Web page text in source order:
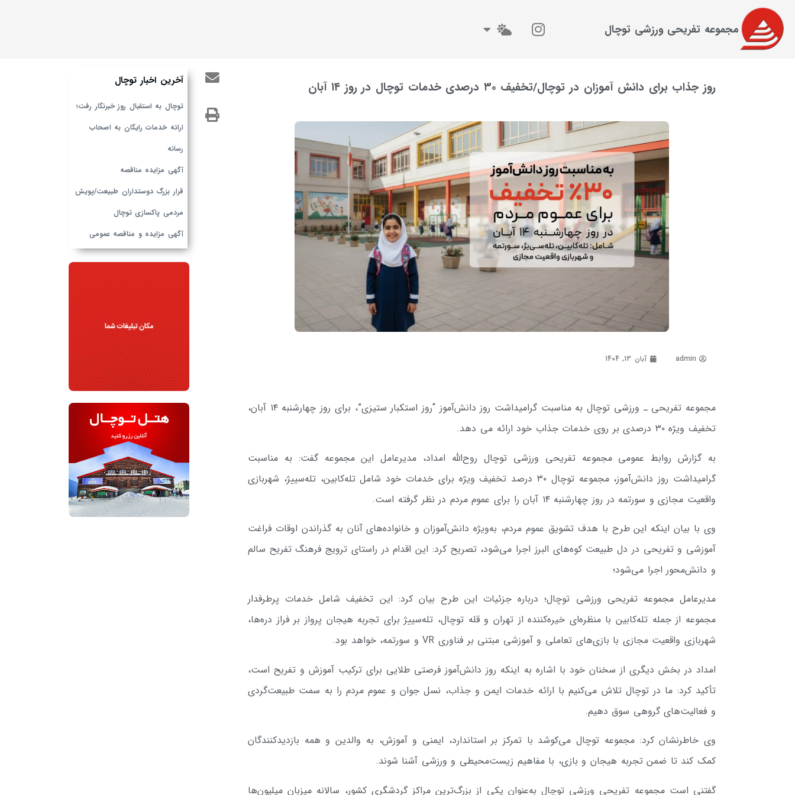
مجموعه تفریحی ورزشی توچال
روز جذاب برای دانش آموزان در توچال/تخفیف ۳۰ درصدی خدمات توچال در روز ۱۴ آبان
admin آبان 13, 1404
مجموعه تفریحی‌ ـ ورزشی توچال به مناسبت گرامیداشت روز دانش‌آموز “روز استکبار ستیزی”، برای روز چهارشنبه ۱۴ آبان،
تخفیف ویژه ۳۰ درصدی بر روی خدمات جذاب خود ارائه می دهد.
به گزارش روابط عمومی مجموعه تفریحی ورزشی توچال روح‌الله امداد، مدیرعامل این مجموعه گفت: به مناسبت
گرامیداشت روز دانش‌آموز، مجموعه توچال ۳۰ درصد تخفیف ویژه برای خدمات خود شامل تله‌کابین، تله‌سییژ، شهربازی
واقعیت مجازی و سورتمه در روز چهارشنبه ۱۴ آبان را برای عموم مردم در نظر گرفته است.
وی با بیان اینکه این طرح با هدف تشویق عموم مردم، به‌ویژه دانش‌آموزان و خانواده‌های آنان به گذراندن اوقات فراغت
آموزشی و تفریحی در دل طبیعت کوه‌های البرز اجرا می‌شود، تصریح کرد: این اقدام در راستای ترویج فرهنگ تفریح سالم
و دانش‌محور اجرا می‌شود؛
مدیرعامل مجموعه تفریحی ورزشی توچال؛ درباره جزئیات این طرح بیان کرد: این تخفیف شامل خدمات پرطرفدار
مجموعه از جمله تله‌کابین با منظره‌ای خیره‌کننده از تهران و قله توچال، تله‌سییژ برای تجربه هیجان پرواز بر فراز دره‌ها،
شهربازی واقعیت مجازی با بازی‌های تعاملی و آموزشی مبتنی بر فناوری VR و سورتمه، خواهد بود.
امداد در بخش دیگری از سخنان خود با اشاره به اینکه روز دانش‌آموز فرصتی طلایی برای ترکیب آموزش و تفریح است،
تأکید کرد: ما در توچال تلاش می‌کنیم با ارائه خدمات ایمن و جذاب، نسل جوان و عموم مردم را به سمت طبیعت‌گردی
و فعالیت‌های گروهی سوق دهیم.
وی خاطرنشان کرد: مجموعه توچال می‌کوشد با تمرکز بر استاندارد، ایمنی و آموزش، به والدین و همه بازدیدکنندگان
کمک کند تا ضمن تجربه هیجان و بازی، با مفاهیم زیست‌محیطی و ورزشی آشنا شوند.
گفتنی است مجموعه تفریحی ورزشی توچال به‌عنوان یکی از بزرگ‌ترین مراکز گردشگری کشور، سالانه میزبان میلیون‌ها
آخرین اخبار توچال
توچال به استقبال روز خبرنگار رفت؛
ارائه خدمات رایگان به اصحاب
رسانه
آگهی مزایده مناقصه
قرار بزرگ دوستداران طبیعت/پویش
مردمی پاکسازی توچال
آگهی مزایده و مناقصه عمومی